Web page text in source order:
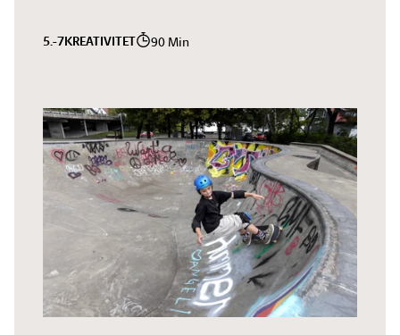
5.-7KREATIVITET 90 Min